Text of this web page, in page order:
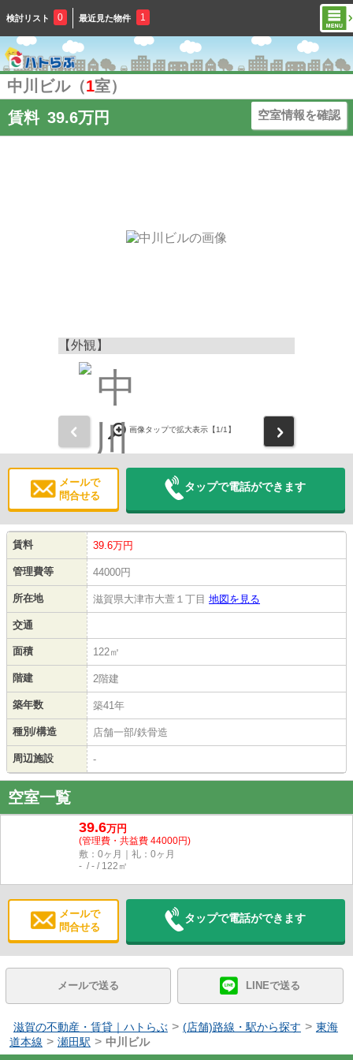
検討リスト 0 最近見た物件 1
中川ビル（1室）
賃料 39.6万円 空室情報を確認
【外観】
画像タップで拡大表示【1/1】
メールで
問合せる
タップで電話ができます
賃料 39.6万円
管理費等 44000円
所在地 滋賀県大津市大萱１丁目 地図を見る
交通
面積 122㎡
階建 2階建
築年数 築41年
種別/構造 店舗一部/鉄骨造
周辺施設 -
空室一覧
39.6万円
(管理費・共益費 44000円)
敷：0ヶ月｜礼：0ヶ月
- / - / 122㎡
メールで
問合せる
タップで電話ができます
メールで送る LINEで送る
滋賀の不動産・賃貸｜ハトらぶ > (店舗)路線・駅から探す > 東海
道本線 > 瀬田駅 > 中川ビル